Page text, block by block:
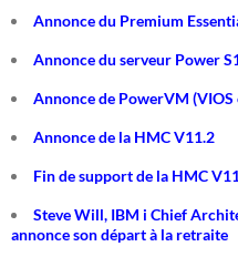
Annonce du Premium
Annonce du serveur Power
Annonce de PowerVM
Annonce de la HMC V11.2
Fin de support de la HMC
Steve Will, IBM i Chief
annonce son départ à la retraite